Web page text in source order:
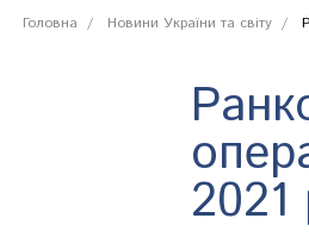
Головна Новини України та світу
2021